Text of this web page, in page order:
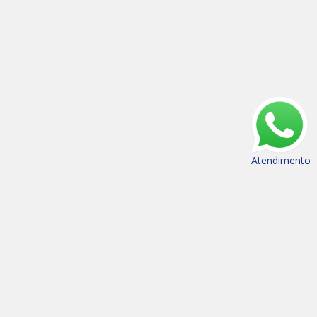
Atendimento